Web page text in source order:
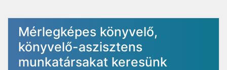
Mérlegképes könyvelő,
könyvelő-aszisztens
munkatársakat keresünk